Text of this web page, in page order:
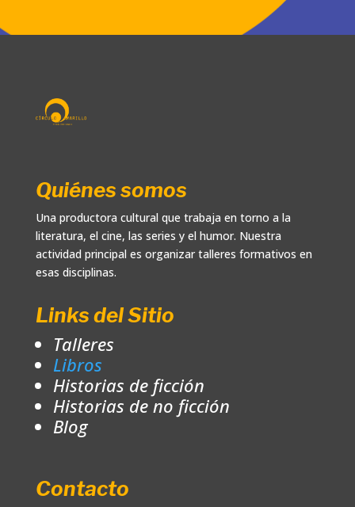
Quiénes somos
Una productora cultural que trabaja en torno a la
literatura, el cine, las series y el humor. Nuestra
actividad principal es organizar talleres formativos en
esas disciplinas.
Links del Sitio
Talleres
Libros
Historias de ficción
Historias de no ficción
Blog
Contacto